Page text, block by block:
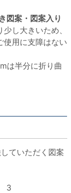
図案・図案入り
し大きいため、
使用に支障はない
は半分に折り曲
ていただく図案
3